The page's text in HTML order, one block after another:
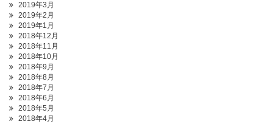
2019年3月
2019年2月
2019年1月
2018年12月
2018年11月
2018年10月
2018年9月
2018年8月
2018年7月
2018年6月
2018年5月
2018年4月